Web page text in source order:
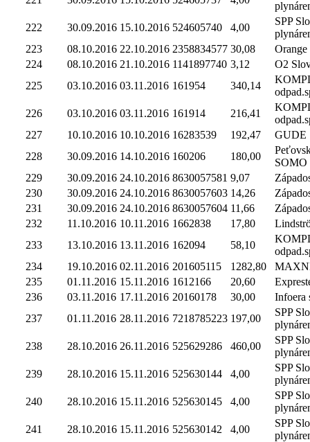
222
30.09.2016 15.10.2016 524605740 4,00
SPP
223
08.10.2016 22.10.2016 2358834577 30,08
Orange
224
08.10.2016 21.10.2016 1141897740 3,12
O2
225
03.10.2016 03.11.2016 161954 340,14
226
03.10.2016 03.11.2016 161914 216,41
227
10.10.2016 10.10.2016 16283539 192,47
GUDE
228
30.09.2016 14.10.2016 160206 180,00
SOMO
229
30.09.2016 24.10.2016 8630057581 9,07
230
30.09.2016 24.10.2016 8630057603 14,26
231
30.09.2016 24.10.2016 8630057604 11,66
232
11.10.2016 10.11.2016 1662838 17,80
233
13.10.2016 13.11.2016 162094 58,10
234
19.10.2016 02.11.2016 201605115 1282,80
235
01.11.2016 15.11.2016 1612166 20,60
236
03.11.2016 17.11.2016 20160178 30,00
Infoera
237
01.11.2016 28.11.2016 7218785223 197,00
SPP
238
28.10.2016 26.11.2016 525629286 460,00
SPP
239
28.10.2016 15.11.2016 525630144 4,00
SPP
240
28.10.2016 15.11.2016 525630145 4,00
SPP
241
28.10.2016 15.11.2016 525630142 4,00
SPP